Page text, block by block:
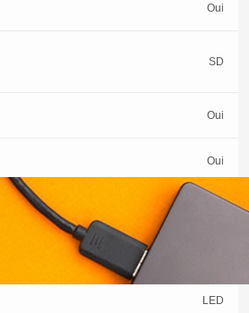
Oui
SD
Oui
Oui
LED